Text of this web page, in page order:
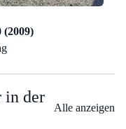
in der
Alle anzeigen